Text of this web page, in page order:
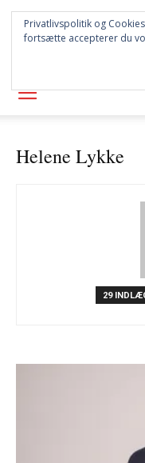
Helene Lykke
29
Privatlivspolitik og
fortsætte accepterer du